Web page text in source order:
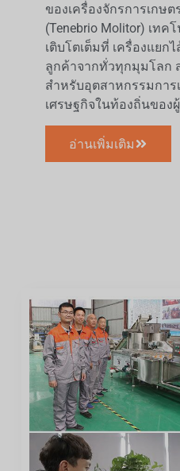
ของเครื่องจักรการเกษ
(Tenebrio Molitor) เทค
เติบโตเต็มที่ เครื่องแยก
ลูกค้าจากทั่วทุกมุมโลก
สำหรับอุตสาหกรรมกา
เศรษฐกิจในท้องถิ่นของ
อ่านเพิ่มเติม